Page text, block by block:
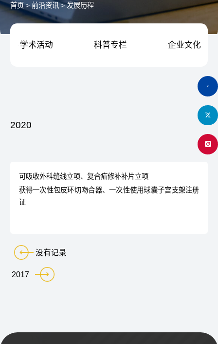
首页>前沿资讯>发展历程
 学术活动  科普专栏  企业文化
2020
可吸收外科缝线立项、复合疝修补补片立项
获得一次性包皮环切吻合器、一次性使用球囊子宫支架注册
证
没有记录
2017